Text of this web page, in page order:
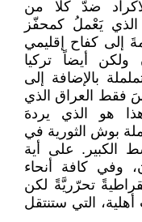
ضدّ كلا من
الذي يَعْملُ كمحفّز
إلى كفاح إقليمي
أيضاً تركيا
بالإضافة إلى
فقط العراق الذي
هو الذي يردهَ
بوش الثورية في
الكبير. على أية
وفي كافة أنحاء
تحرّريَّةً لكن
التي ستنتقل